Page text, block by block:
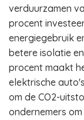
verduurzamen
procent
energiegebruik
betere isolatie
procent maakt
elektrische
om de CO2-
ondernemers